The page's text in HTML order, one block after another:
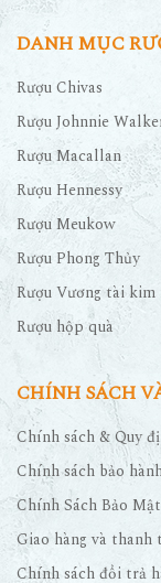
DANH MỤC
Rượu Chivas
Rượu Johnnie
Rượu Macallan
Rượu Hennessy
Rượu Meukow
Rượu Phong Thủy
Rượu Vương tài kim
Rượu hộp quà
CHÍNH SÁCH
Chính sách & Quy
Chính sách bảo
Chính Sách Bảo
Giao hàng và thanh
Chính sách đổi trả